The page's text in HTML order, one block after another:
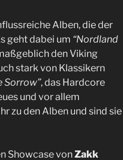
Alben, die der
geht dabei um “Nordland
den Viking
stark von Klassikern
Sorrow”, das Hardcore
und vor allem
zu den Alben und sind sie
Showcase vonZakk